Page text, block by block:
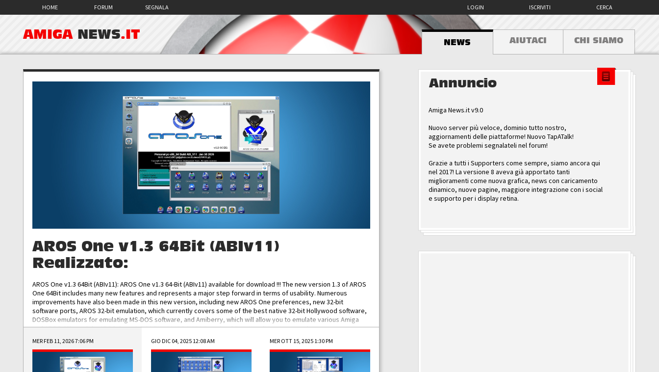
HOME FORUM SEGNALA CERCA
ISCRIVITI
LOGIN
AMIGA NEWS.IT
NEWS AIUTACI CHI SIAMO
AROS One v1.3 64Bit (ABIv11)
Realizzato:
AROS One v1.3 64Bit (ABIv11): AROS One v1.3 64-Bit (ABIv11) available for download !!! The new version 1.3 of AROS
One 64Bit includes many new features and represents a major step forward in terms of usability. Numerous
improvements have also been made in this new version, including new AROS One preferences, new 32-bit
software ports, AROS 32-bit emulation, which currently covers some of the best native 32-bit Hollywood software,
DOSBox emulators for emulating MS-DOS software, and Amiberry, which will allow you to emulate various Amiga
and AROS 68k models. AROS One v1.3 64-Bit-v11 ISO/IMG/: Download Functionalities: Improved...
MER FEB 11, 2026 7:06 PM GIO DIC 04, 2025 12:08 AM MER OTT 15, 2025 1:30 PM
Annuncio
Amiga News.it v9.0
Nuovo server più veloce, dominio tutto nostro,
aggiornamenti delle piattaforme! Nuovo TapATalk!
Se avete problemi segnalateli nel forum!
Grazie a tutti i Supporters come sempre, siamo ancora qui
nel 2017! La versione 8 aveva già apportato tanti
miglioramenti come nuova grafica, news con caricamento
dinamico, nuove pagine, maggiore integrazione con i social
e supporto per i display retina.